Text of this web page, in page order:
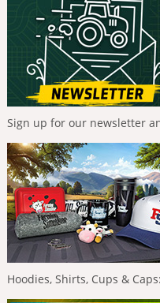
Sign up for our newsletter
Hoodies, Shirts, Cups &